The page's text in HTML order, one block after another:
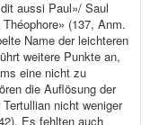
aussi Paul»/ Saul
(137, Anm.
Name der leichteren
weitere Punkte an,
eine nicht zu
die Auflösung der
nicht weniger
Es fehlten auch